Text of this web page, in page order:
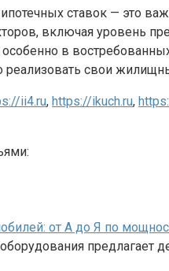
ипотечных ставок — это
включая уровень
в
реализовать свои
ii4.ru, https://ikuch.ru,
от А до Я по
предлагает